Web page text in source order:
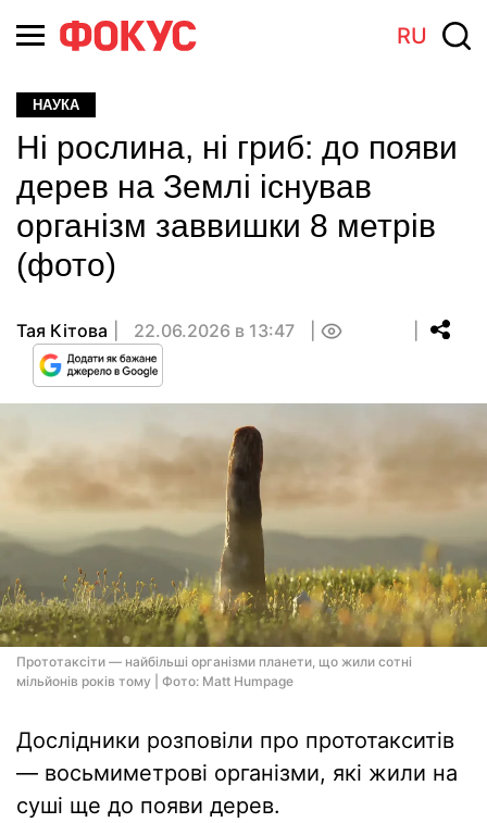
RU
НАУКА
Ні рослина, ні гриб: до появи
дерев на Землі існував
організм заввишки 8 метрів
(фото)
Тая Кітова 22.06.2026 в 13:47
Прототаксіти — найбільші організми планети, що жили сотні
мільйонів років тому | Фото: Matt Humpage
Дослідники розповіли про прототакситів
— восьмиметрові організми, які жили на
суші ще до появи дерев.